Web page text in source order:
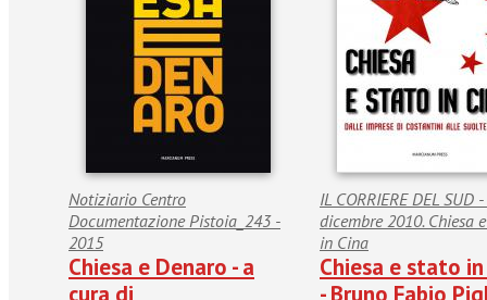
Notiziario Centro
Documentazione Pistoia_243 -
2015
Chiesa e Denaro - a
IL CORRIERE DEL SUD
dicembre 2010. Chiesa
in Cina
Chiesa e stato